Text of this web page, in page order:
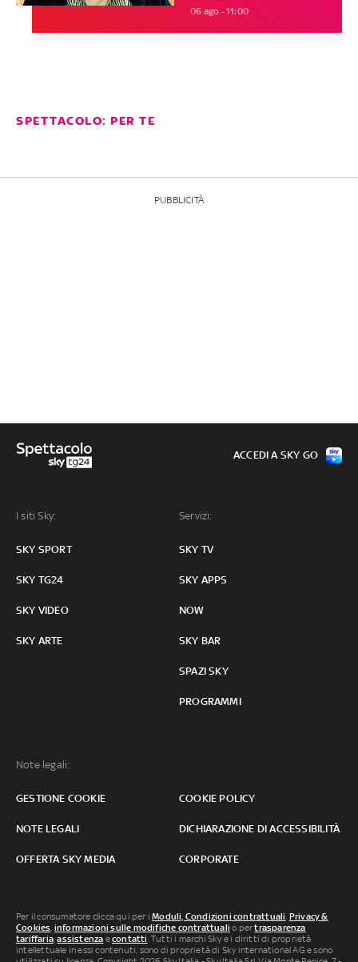
06 ago - 11:00
SPETTACOLO: PER TE
PUBBLICITÀ
I siti Sky:
SKY SPORT
SKY TG24
SKY VIDEO
SKY ARTE
Servizi:
SKY TV
SKY APPS
NOW
SKY BAR
SPAZI SKY
PROGRAMMI
Note legali:
GESTIONE COOKIE COOKIE POLICY
NOTE LEGALI DICHIARAZIONE DI ACCESSIBILITÀ
OFFERTA SKY MEDIA CORPORATE
ACCEDI A SKY GO
Per il consumatore clicca qui per iModuli, Condizioni contrattuali, Privacy &
Cookies, informazioni sulle modifiche contrattuali o pertrasparenza
tariffaria,assistenza econtatti. Tutti i marchi Sky e i diritti di proprietà
intellettuale in essi contenuti, sono di proprietà di Sky international AG e sono